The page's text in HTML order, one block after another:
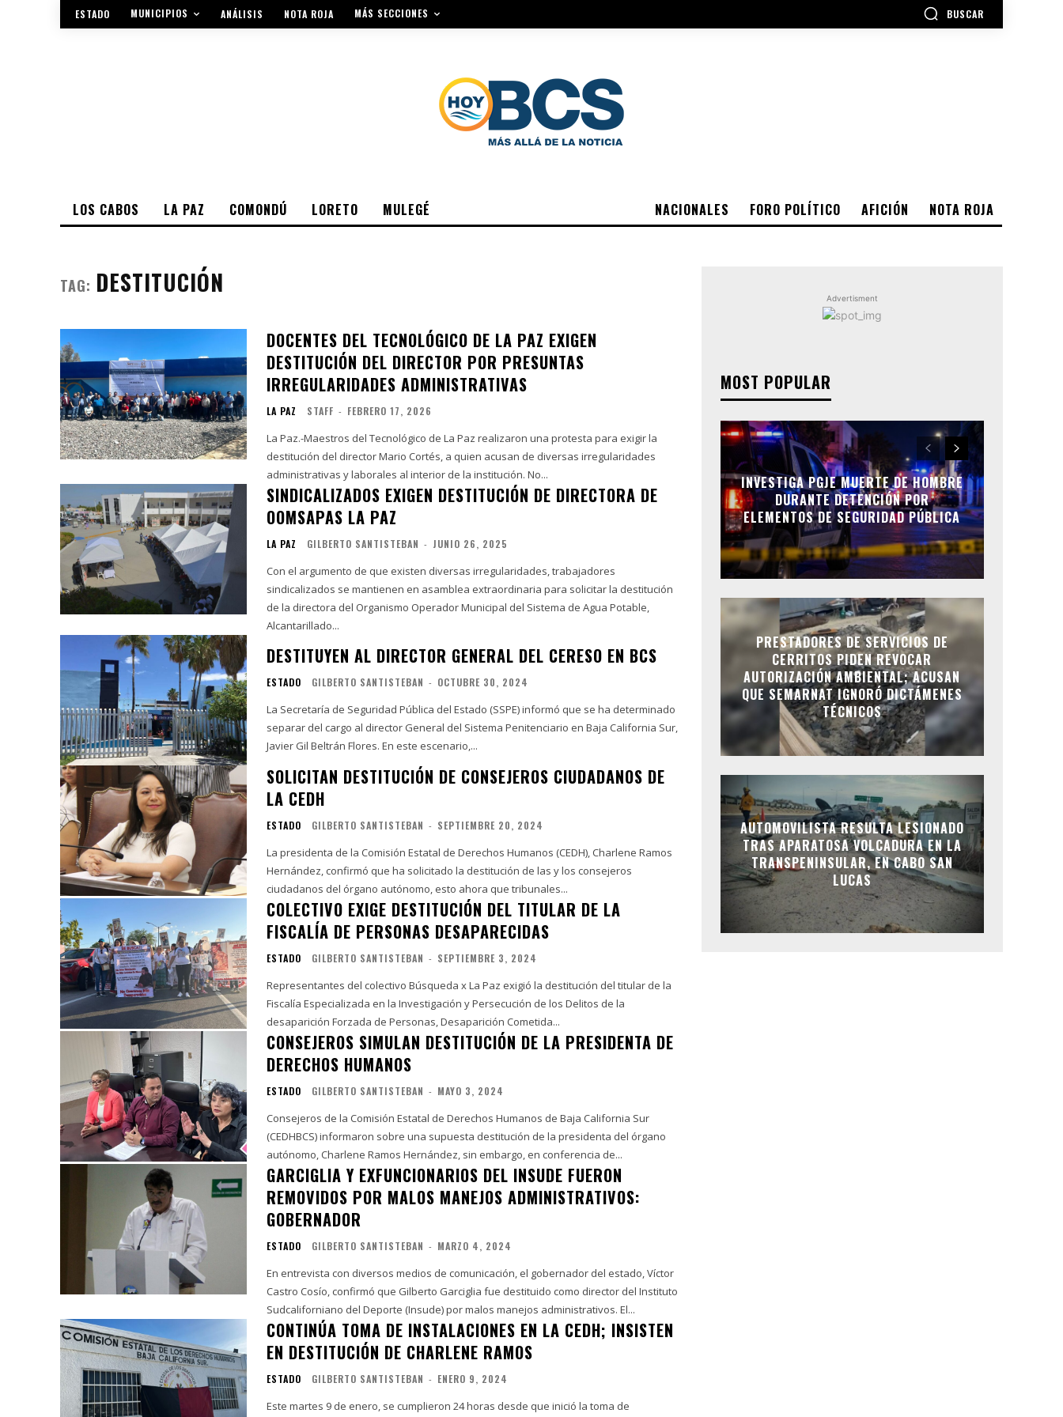
ESTADO MUNICIPIOS ANÁLISIS NOTA ROJA MÁS SECCIONES BUSCAR
NACIONALES FORO POLÍTICO AFICIÓN NOTA ROJA
LOS CABOS LA PAZ COMONDÚ LORETO MULEGÉ
TAG: DESTITUCIÓN
DOCENTES DEL TECNOLÓGICO DE LA PAZ EXIGEN
DESTITUCIÓN DEL DIRECTOR POR PRESUNTAS
IRREGULARIDADES ADMINISTRATIVAS
LA PAZ STAFF - FEBRERO 17, 2026
La Paz.-Maestros del Tecnológico de La Paz realizaron una protesta para exigir la
destitución del director Mario Cortés, a quien acusan de diversas irregularidades
administrativas y laborales al interior de la institución. No...
SINDICALIZADOS EXIGEN DESTITUCIÓN DE DIRECTORA DE
OOMSAPAS LA PAZ
LA PAZ GILBERTO SANTISTEBAN - JUNIO 26, 2025
Con el argumento de que existen diversas irregularidades, trabajadores
sindicalizados se mantienen en asamblea extraordinaria para solicitar la destitución
de la directora del Organismo Operador Municipal del Sistema de Agua Potable,
Alcantarillado...
DESTITUYEN AL DIRECTOR GENERAL DEL CERESO EN BCS
ESTADO GILBERTO SANTISTEBAN - OCTUBRE 30, 2024
La Secretaría de Seguridad Pública del Estado (SSPE) informó que se ha determinado
separar del cargo al director General del Sistema Penitenciario en Baja California Sur,
Javier Gil Beltrán Flores. En este escenario,...
SOLICITAN DESTITUCIÓN DE CONSEJEROS CIUDADANOS DE
LA CEDH
ESTADO GILBERTO SANTISTEBAN - SEPTIEMBRE 20, 2024
La presidenta de la Comisión Estatal de Derechos Humanos (CEDH), Charlene Ramos
Hernández, confirmó que ha solicitado la destitución de las y los consejeros
ciudadanos del órgano autónomo, esto ahora que tribunales...
COLECTIVO EXIGE DESTITUCIÓN DEL TITULAR DE LA
FISCALÍA DE PERSONAS DESAPARECIDAS
ESTADO GILBERTO SANTISTEBAN - SEPTIEMBRE 3, 2024
Representantes del colectivo Búsqueda x La Paz exigió la destitución del titular de la
Fiscalía Especializada en la Investigación y Persecución de los Delitos de la
desaparición Forzada de Personas, Desaparición Cometida...
CONSEJEROS SIMULAN DESTITUCIÓN DE LA PRESIDENTA DE
DERECHOS HUMANOS
ESTADO GILBERTO SANTISTEBAN - MAYO 3, 2024
Consejeros de la Comisión Estatal de Derechos Humanos de Baja California Sur
(CEDHBCS) informaron sobre una supuesta destitución de la presidenta del órgano
autónomo, Charlene Ramos Hernández, sin embargo, en conferencia de...
GARCIGLIA Y EXFUNCIONARIOS DEL INSUDE FUERON
REMOVIDOS POR MALOS MANEJOS ADMINISTRATIVOS:
GOBERNADOR
ESTADO GILBERTO SANTISTEBAN - MARZO 4, 2024
En entrevista con diversos medios de comunicación, el gobernador del estado, Víctor
Castro Cosío, confirmó que Gilberto Garciglia fue destituido como director del Instituto
Sudcaliforniano del Deporte (Insude) por malos manejos administrativos. El...
CONTINÚA TOMA DE INSTALACIONES EN LA CEDH; INSISTEN
EN DESTITUCIÓN DE CHARLENE RAMOS
ESTADO GILBERTO SANTISTEBAN - ENERO 9, 2024
Este martes 9 de enero, se cumplieron 24 horas desde que inició la toma de
Advertisment
MOST POPULAR
INVESTIGA PGJE MUERTE DE HOMBRE
DURANTE DETENCIÓN POR
ELEMENTOS DE SEGURIDAD PÚBLICA
PRESTADORES DE SERVICIOS DE
CERRITOS PIDEN REVOCAR
AUTORIZACIÓN AMBIENTAL; ACUSAN
QUE SEMARNAT IGNORÓ DICTÁMENES
TÉCNICOS
AUTOMOVILISTA RESULTA LESIONADO
TRAS APARATOSA VOLCADURA EN LA
TRANSPENINSULAR, EN CABO SAN
LUCAS